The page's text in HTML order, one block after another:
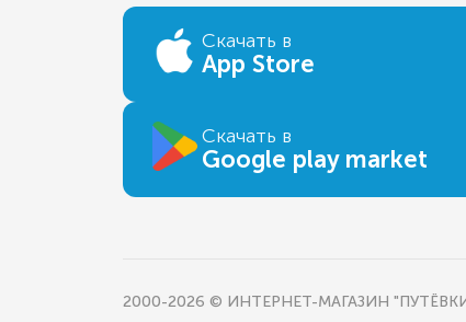
Скачать в
App Store
Скачать в
Google play market
2000-2026 © ИНТЕРНЕТ-МАГАЗИН